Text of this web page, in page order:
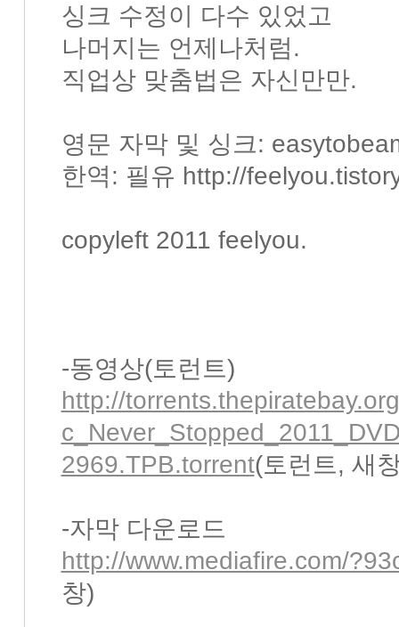
싱크 수정이 다수 있었고
나머지는 언제나처럼.
직업상 맞춤법은 자신만만.
영문 자막 및 싱크:
한역: 필유 http://
copyleft 2011 feelyou.
-동영상(토런트)
http://
2969.TPB.torrent(토런트, 새
-자막 다운로드
http://www.mediafire.com/
창)